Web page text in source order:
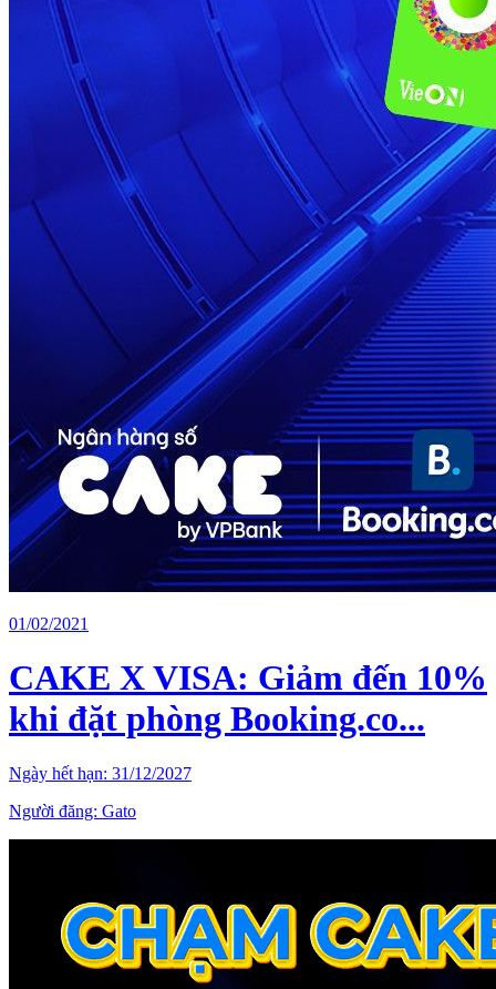
01/02/2021
CAKE X VISA: Giảm đến 10%
khi đặt phòng Booking.co...
Ngày hết hạn: 31/12/2027
Người đăng: Gato